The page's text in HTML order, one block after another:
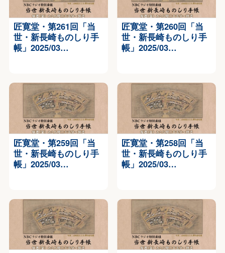
匠寛堂・第261回「当
世・新長崎ものしり手
帳」2025/03…
匠寛堂・第260回「当
世・新長崎ものしり手
帳」2025/03…
匠寛堂・第259回「当
世・新長崎ものしり手
帳」2025/03…
匠寛堂・第258回「当
世・新長崎ものしり手
帳」2025/03…